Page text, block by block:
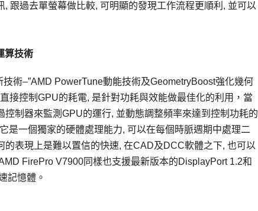
跟過去單螢幕做比較, 可明顯的發現工作流程更順利, 並可以
算技術
術–”AMD PowerTune動能技術及GeometryBoost強化幾何
接控制GPU的耗電, 是針對功耗與效能做最佳化的利用，當
制器來監測GPU的運行, 並動態調整頻率來達到控制功耗的
是一個獨家的硬體處理能力, 可以在每個時脈週期中處理二
表現上是難以置信的快速, 在CAD及DCC軟體之下, 也可以
FirePro V7900同樣也支援最新版本的DisplayPort 1.2和
記憶體。